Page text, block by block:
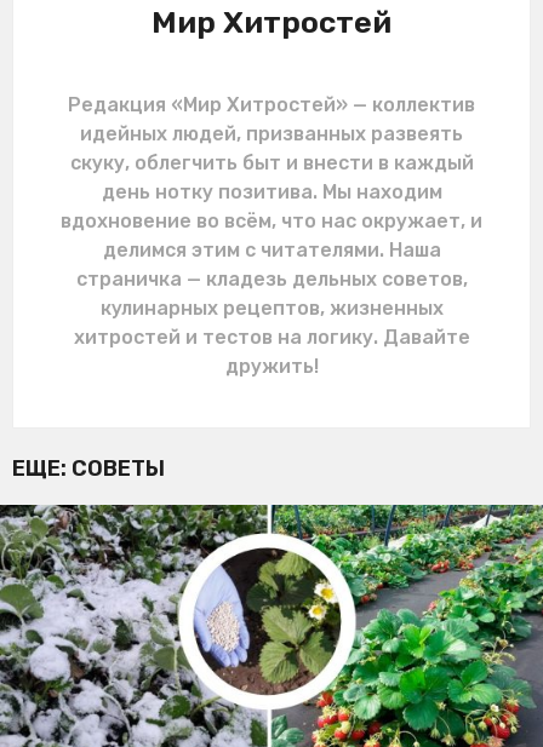
Мир Хитростей
Редакция «Мир Хитростей» — коллектив
идейных людей, призванных развеять
скуку, облегчить быт и внести в каждый
день нотку позитива. Мы находим
вдохновение во всём, что нас окружает, и
делимся этим с читателями. Наша
страничка — кладезь дельных советов,
кулинарных рецептов, жизненных
хитростей и тестов на логику. Давайте
дружить!
ЕЩЕ: СОВЕТЫ